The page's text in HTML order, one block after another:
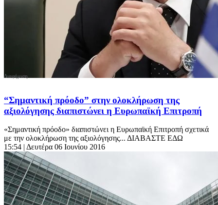
“Σημαντική πρόοδο” στην ολοκλήρωση της
αξιολόγησης διαπιστώνει η Ευρωπαϊκή Επιτροπή
«Σημαντική πρόοδο» διαπιστώνει η Ευρωπαϊκή Επιτροπή σχετικά
με την ολοκλήρωση της αξιολόγησης... ΔΙΑΒΑΣΤΕ ΕΔΩ
15:54 | Δευτέρα 06 Ιουνίου 2016